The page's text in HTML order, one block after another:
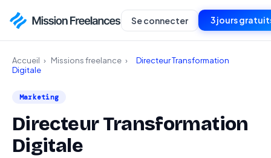
Se connecter 3 jours
Accueil › Missions freelance ›
Directeur Transformation
Digitale
Marketing
Directeur Transformation
Digitale